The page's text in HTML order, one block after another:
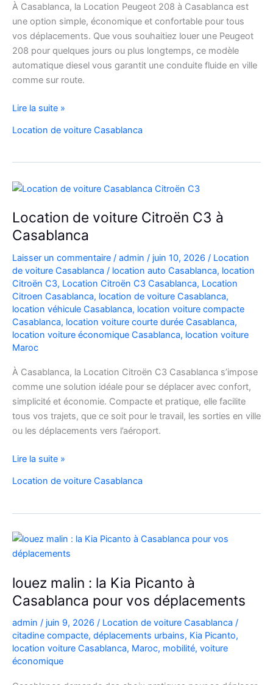
À Casablanca, la Location Peugeot 208 à Casablanca est
une option simple, économique et confortable pour tous
vos déplacements. Que vous souhaitiez louer une Peugeot
208 pour quelques jours ou plus longtemps, ce modèle
automatique diesel vous garantit une conduite fluide en ville
comme sur route.
Location
208
Diesel
à
Casablanca
:
Louer
Facilement
Lire la suite »
Location de voiture Casablanca
Location de voiture Citroën C3 à
Casablanca
Laisser un commentaire / admin / juin 10, 2026 / Location
de voiture Casablanca / location auto Casablanca, location
Citroën C3, Location Citroën C3 Casablanca, Location
Citroen Casablanca, location de voiture Casablanca,
location véhicule Casablanca, location voiture compacte
Casablanca, location voiture courte durée Casablanca,
location voiture économique Casablanca, location voiture
Maroc
À Casablanca, la Location Citroën C3 Casablanca s’impose
comme une solution idéale pour se déplacer avec confort,
simplicité et économie. Compacte et pratique, elle facilite
tous vos trajets, que ce soit pour le travail, les sorties en ville
ou les déplacements vers l’aéroport.
Location
voiture
C3
à
Casablanca
Lire la suite »
Location de voiture Casablanca
louez malin : la Kia Picanto à
Casablanca pour vos déplacements
admin / juin 9, 2026 / Location de voiture Casablanca /
citadine compacte, déplacements urbains, Kia Picanto,
location voiture Casablanca, Maroc, mobilité, voiture
économique